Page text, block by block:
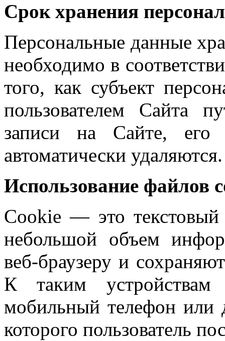
Срок хранения
Персональные данные
необходимо в
того, как субъект
пользователем Сайта
записи на Сайте, его
автоматически удаляются.
Использование файлов
Cookie — это
небольшой объем
веб-браузеру и
К таким
мобильный телефон или
которого пользователь